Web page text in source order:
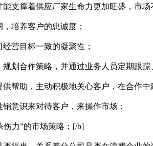
支撑着供应厂家生命力更加旺盛，市场
培养客户的忠诚度；
营目标一致的凝聚性；
划合作策略，并通过业务人员定期跟踪
帮助，主动积极地关心客户，在合作中
意识来对待客户，来操作市场；
”的市场策略；[/b]